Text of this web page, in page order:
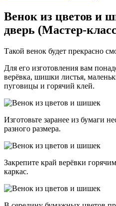
Венок из цветов и
дверь (Мастер-
Такой венок будет прекрасно
Для его изготовления вам
верёвка, шишки листья,
пуговицы и горячий клей.
Изготовьте заранее из бумаги
разного размера.
Закрепите край верёвки
каркас.